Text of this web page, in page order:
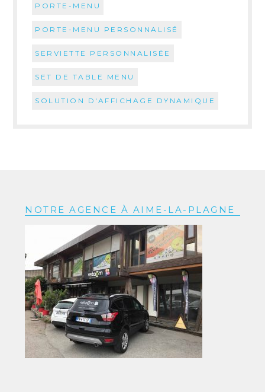
PORTE-MENU
PORTE-MENU PERSONNALISÉ
SERVIETTE PERSONNALISÉE
SET DE TABLE MENU
SOLUTION D'AFFICHAGE DYNAMIQUE
NOTRE AGENCE À AIME-LA-PLAGNE